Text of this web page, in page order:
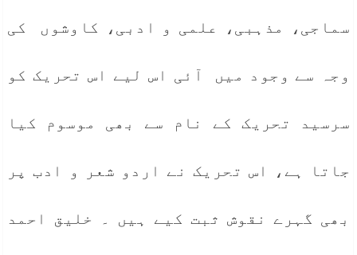
سماجی، مذہبی، علمی و ادبی، کاوشوں کی
وجہ سے وجود میں آئی اس لیے اس تحریک کو
سرسید تحریک کے نام سے بھی موسوم کیا
جاتا ہے، اس تحریک نے اردو شعر و ادب پر
بھی گہرے نقوش ثبت کیے ہیں ۔ خلیق احمد